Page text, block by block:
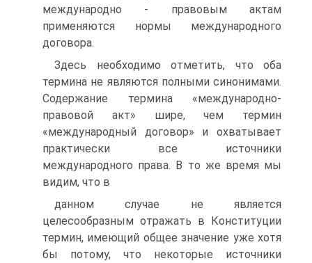
международно - правовым актам
применяются нормы международного
договора.
Здесь необходимо отметить, что оба
термина не являются полными синонимами.
Содержание термина «международно-
правовой акт» шире, чем термин
«международный договор» и охватывает
практически все источники
международного права. В то же время мы
видим, что в
данном случае не является
целесообразным отражать в Конституции
термин, имеющий общее значение уже хотя
бы потому, что некоторые источники